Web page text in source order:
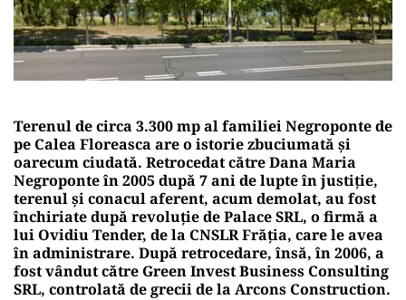
Terenul de circa 3.300 mp al familiei Negroponte de
pe Calea Floreasca are o istorie zbuciumată și
oarecum ciudată. Retrocedat către Dana Maria
Negroponte în 2005 după 7 ani de lupte în justiție,
terenul și conacul aferent, acum demolat, au fost
închiriate după revoluție de Palace SRL, o firmă a
lui Ovidiu Tender, de la CNSLR Frăția, care le avea
în administrare. După retrocedare, însă, în 2006, a
fost vândut către Green Invest Business Consulting
SRL, controlată de grecii de la Arcons Construction.